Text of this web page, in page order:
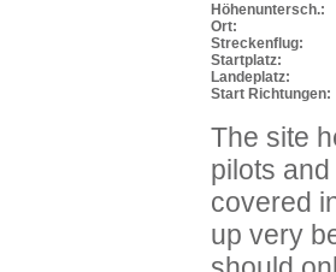
Höhenuntersch.:
Ort:
Streckenflug:
Startplatz:
Landeplatz:
Start Richtungen:
The site
pilots
covered
up very